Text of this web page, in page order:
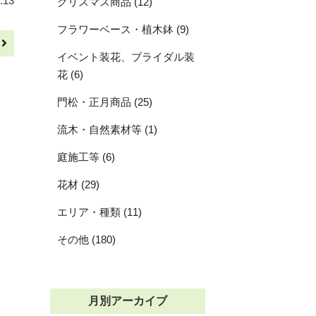
フラワーベース・植木鉢 (9)
イベント装花、ブライダル装
花 (6)
門松・正月商品 (25)
流木・自然素材等 (1)
庭施工等 (6)
花材 (29)
エリア・種類 (11)
その他 (180)
月別アーカイブ